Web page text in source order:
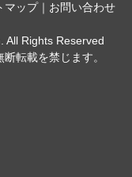
マップ｜ お問い合わせ
All Rights Reserved
転載を禁じます。